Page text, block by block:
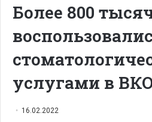
Более 800
услугами в
16.02.2022